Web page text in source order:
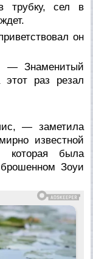
трубку, сел в
он
— Знаменитый
этот раз резал
— заметила
известной
которая была
Зоуи